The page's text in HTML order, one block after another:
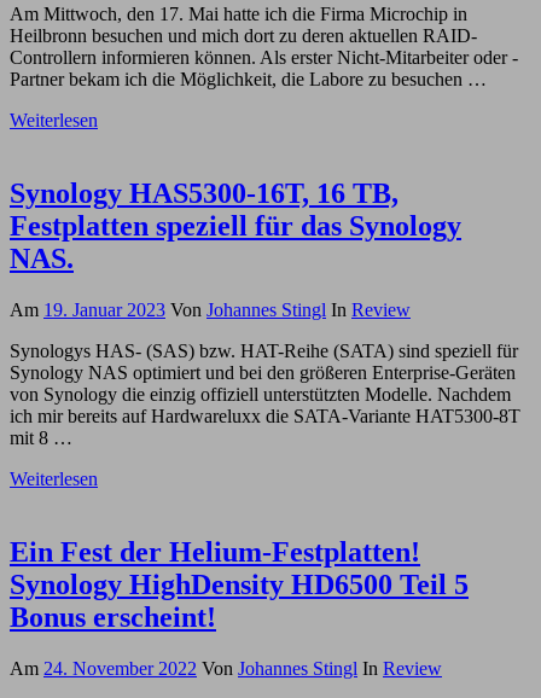
Am Mittwoch, den 17. Mai hatte ich die Firma Microchip in
Heilbronn besuchen und mich dort zu deren aktuellen RAID-
Controllern informieren können. Als erster Nicht-Mitarbeiter oder -
Partner bekam ich die Möglichkeit, die Labore zu besuchen …
Weiterlesen
Synology HAS5300-16T, 16 TB,
Festplatten speziell für das Synology
NAS.
Am 19. Januar 2023 Von Johannes Stingl In Review
Synologys HAS- (SAS) bzw. HAT-Reihe (SATA) sind speziell für
Synology NAS optimiert und bei den größeren Enterprise-Geräten
von Synology die einzig offiziell unterstützten Modelle. Nachdem
ich mir bereits auf Hardwareluxx die SATA-Variante HAT5300-8T
mit 8 …
Weiterlesen
Ein Fest der Helium-Festplatten!
Synology HighDensity HD6500 Teil 5
Bonus erscheint!
Am 24. November 2022 Von Johannes Stingl In Review